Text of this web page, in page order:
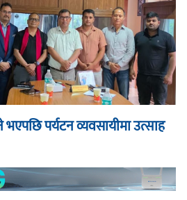
पर्यटन व्यवसायीमा उत्साह